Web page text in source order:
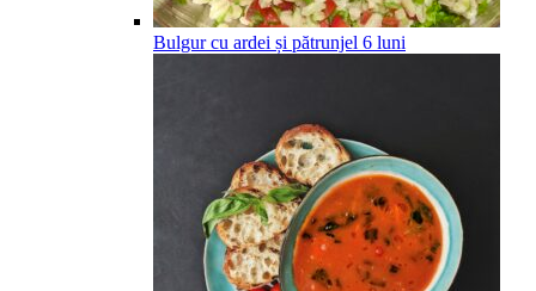
Bulgur cu ardei și pătrunjel 6 luni